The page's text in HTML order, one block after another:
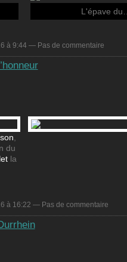
L'épave du…
à 9:44 — Pas de commentaire
du
la
à 16:22 — Pas de commentaire